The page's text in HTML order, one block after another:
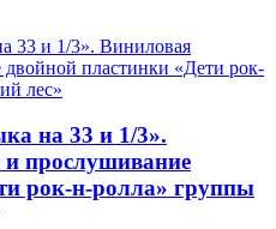
на 33 и 1/3».
и прослушивание
рок-н-ролла» группы